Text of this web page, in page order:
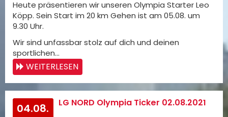
Heute präsentieren wir unseren Olympia Starter Leo
Köpp. Sein Start im 20 km Gehen ist am 05.08. um
9.30 Uhr.
Wir sind unfassbar stolz auf dich und deinen
sportlichen…
WEITERLESEN
04.08. LG NORD Olympia Ticker 02.08.2021